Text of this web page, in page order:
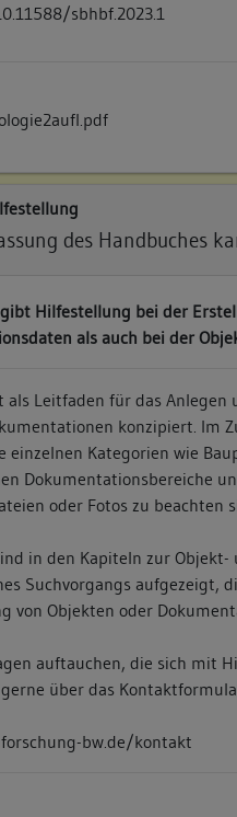
sbhbf.2023.1
des Handbuches
Hilfestellung bei der
als auch bei der
als Leitfaden für das
konzipiert. Im
einzelnen Kategorien wie
Dokumentationsbereiche
oder Fotos zu beachten
in den Kapiteln zur
Suchvorgangs aufgezeigt,
von Objekten oder
auftauchen, die sich mit
über das
bw.de/kontakt